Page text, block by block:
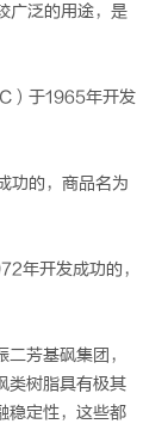
广泛的用途，是
于1965年开发
的，商品名为
年开发成功的，
芳基砜集团，
类树脂具有极其
稳定性，这些都